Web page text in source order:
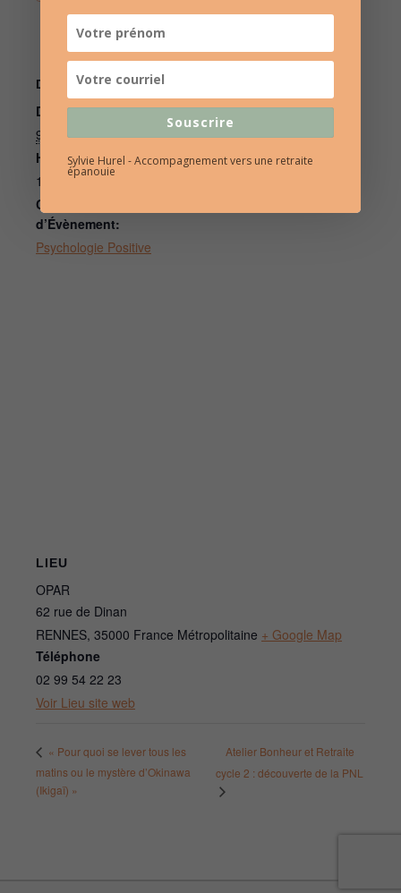
DÉTAILS
Date :
9 février 2021
Heure :
10h00 à 12h00
Catégorie
d’Évènement:
Psychologie Positive
Sylvie Hurel
Téléphone
06 86 69 53 36
LIEU
OPAR
62 rue de Dinan
RENNES, 35000 France Métropolitaine + Google Map
Téléphone
02 99 54 22 23
Voir Lieu site web
« Pour quoi se lever tous les
matins ou le mystère d’Okinawa
(Ikigaï) »
Atelier Bonheur et Retraite
cycle 2 : découverte de la PNL
Souscrire
Sylvie Hurel - Accompagnement vers une retraite
épanouie